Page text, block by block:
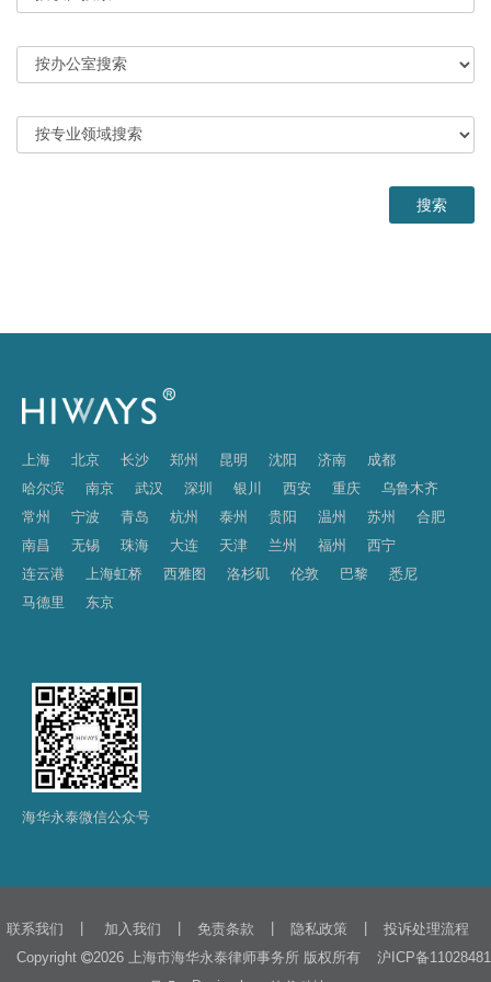
上海 北京 长沙 郑州 昆明 沈阳 济南
成都
哈尔滨
南京 武汉 深圳 银川 西安 重庆
乌鲁木齐
常州
宁波 青岛 杭州 泰州 贵阳 温州 苏州
合肥
南昌
无锡 珠海 大连 天津 兰州 福州
西宁
连云港
上海虹桥 西雅图 洛杉矶 伦敦 巴黎
悉尼
马德里
东京
海华永泰微信公众号
联系我们 加入我们 免责条款 隐私政策
投诉处理流程
Copyright
2026 上海市海华永泰律师事务所 版权所有
沪ICP备11028481